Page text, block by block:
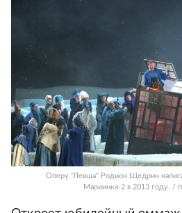
Оперу "Левша" Родион Щедрин
Мариинка-2 в 2013 году. /